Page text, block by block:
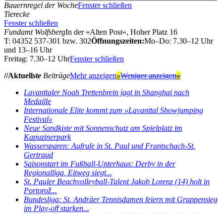
Bauernregel der WocheFenster schließen
Tierecke
Fenster schließen
Fundamt WolfsbergIn der »Alten Post«, Hoher Platz 16
T: 04352 537-301 bzw. 302Öffnungszeiten:Mo–Do: 7.30–12 Uhr
und 13–16 Uhr
Freitag: 7.30–12 UhrFenster schließen
//Aktuellste BeiträgeMehr anzeigen»Weniger anzeigen»
Lavanttaler Noah Trettenbrein jagt in Shanghai nach
Medaille
Internationale Elite kommt zum »Lavanttal Showjumping
Festival«
Neue Sandkiste mit Sonnenschutz am Spielplatz im
Kapuzinerpark
Wassersparen: Aufrufe in St. Paul und Frantschach-St.
Gertraud
Saisonstart im Fußball-Unterhaus: Derby in der
Regionalliga, Eitweg siegt...
St. Pauler Beachvolleyball-Talent Jakob Lorenz (14) holt in
Portorož...
Bundesliga: St. Andräer Tennisdamen feiern mit Gruppensieg
im Play-off starken...